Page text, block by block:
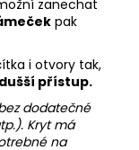
zanechat
pak
i otvory tak,
přístup.
dodatečné
Kryt má
na